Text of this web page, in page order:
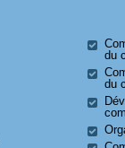
du
du